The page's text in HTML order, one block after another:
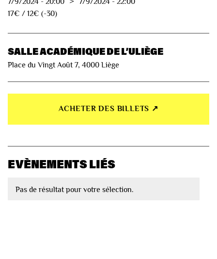
17€ / 12€ (-30)
SALLE ACADÉMIQUE DE L’ULIÈGE
Place du Vingt Août 7, 4000 Liège
ACHETER DES BILLETS ↗︎
EVÈNEMENTS LIÉS
Pas de résultat pour votre sélection.